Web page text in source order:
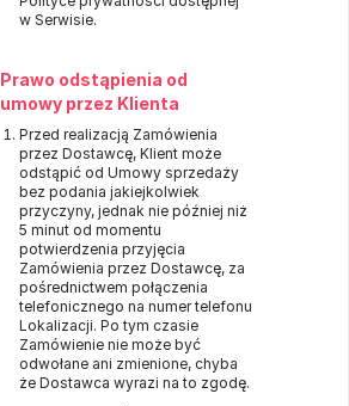
w Serwisie.
Prawo odstąpienia od
umowy przez Klienta
Przed realizacją Zamówienia
przez Dostawcę, Klient może
odstąpić od Umowy sprzedaży
bez podania jakiejkolwiek
przyczyny, jednak nie później niż
5 minut od momentu
potwierdzenia przyjęcia
Zamówienia przez Dostawcę, za
pośrednictwem połączenia
telefonicznego na numer telefonu
Lokalizacji. Po tym czasie
Zamówienie nie może być
odwołane ani zmienione, chyba
że Dostawca wyrazi na to zgodę.